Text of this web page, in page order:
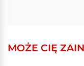
MOŻE CIĘ